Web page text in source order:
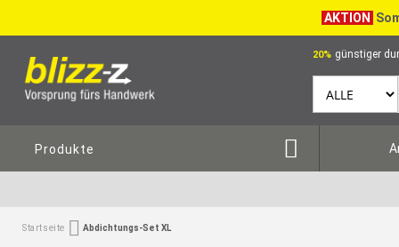
AKTION
20% günstiger
Produkte
Startseite Abdichtungs-Set XL